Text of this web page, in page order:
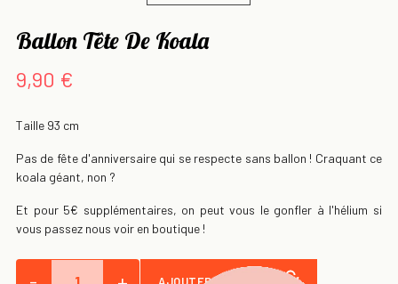
Ballon Tête De Koala
9,90 €
Taille 93 cm
Pas de fête d'anniversaire qui se respecte sans ballon ! Craquant ce
koala géant, non ?
Et pour 5€ supplémentaires, on peut vous le gonfler à l'hélium si
vous passez nous voir en boutique !